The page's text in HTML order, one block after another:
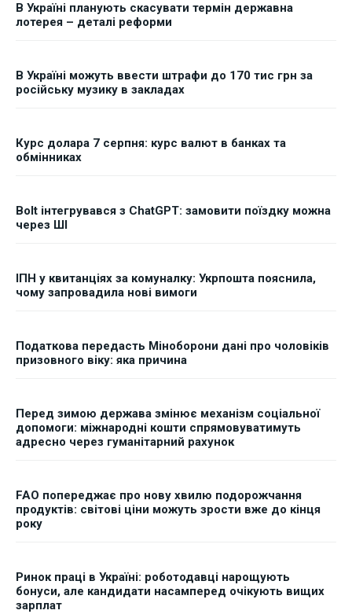
В Україні планують скасувати термін державна
лотерея – деталі реформи
В Україні можуть ввести штрафи до 170 тис грн за
російську музику в закладах
Курс долара 7 серпня: курс валют в банках та
обмінниках
Bolt інтегрувався з ChatGPT: замовити поїздку можна
через ШІ
ІПН у квитанціях за комуналку: Укрпошта пояснила,
чому запровадила нові вимоги
Податкова передасть Міноборони дані про чоловіків
призовного віку: яка причина
Перед зимою держава змінює механізм соціальної
допомоги: міжнародні кошти спрямовуватимуть
адресно через гуманітарний рахунок
FAO попереджає про нову хвилю подорожчання
продуктів: світові ціни можуть зрости вже до кінця
року
Ринок праці в Україні: роботодавці нарощують
бонуси, але кандидати насамперед очікують вищих
зарплат